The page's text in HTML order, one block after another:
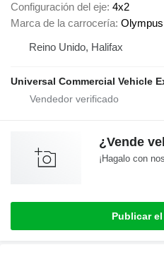
Configuración del eje 4x2
Marca de la carrocería Olympus
Reino Unido, Halifax
Universal Commercial Vehicle
¿Vende
¡Hagalo con
Publicar